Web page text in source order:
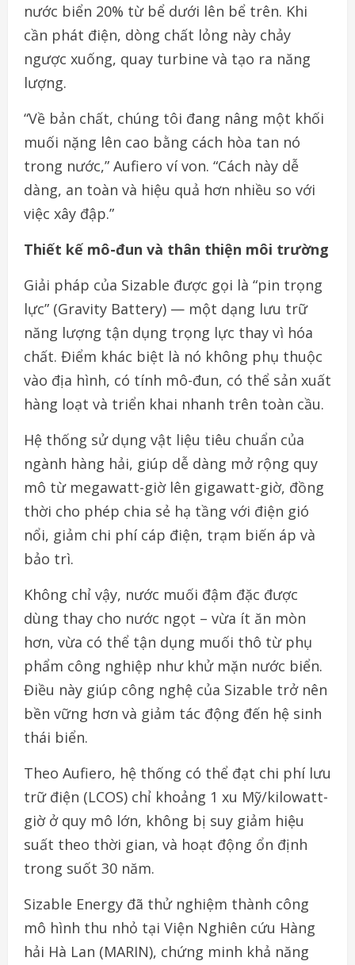
nước biển 20% từ bể dưới lên bể trên. Khi
cần phát điện, dòng chất lỏng này chảy
ngược xuống, quay turbine và tạo ra năng
lượng.
“Về bản chất, chúng tôi đang nâng một khối
muối nặng lên cao bằng cách hòa tan nó
trong nước,” Aufiero ví von. “Cách này dễ
dàng, an toàn và hiệu quả hơn nhiều so với
việc xây đập.”
Thiết kế mô-đun và thân thiện môi trường
Giải pháp của Sizable được gọi là “pin trọng
lực” (Gravity Battery) — một dạng lưu trữ
năng lượng tận dụng trọng lực thay vì hóa
chất. Điểm khác biệt là nó không phụ thuộc
vào địa hình, có tính mô-đun, có thể sản xuất
hàng loạt và triển khai nhanh trên toàn cầu.
Hệ thống sử dụng vật liệu tiêu chuẩn của
ngành hàng hải, giúp dễ dàng mở rộng quy
mô từ megawatt-giờ lên gigawatt-giờ, đồng
thời cho phép chia sẻ hạ tầng với điện gió
nổi, giảm chi phí cáp điện, trạm biến áp và
bảo trì.
Không chỉ vậy, nước muối đậm đặc được
dùng thay cho nước ngọt – vừa ít ăn mòn
hơn, vừa có thể tận dụng muối thô từ phụ
phẩm công nghiệp như khử mặn nước biển.
Điều này giúp công nghệ của Sizable trở nên
bền vững hơn và giảm tác động đến hệ sinh
thái biển.
Theo Aufiero, hệ thống có thể đạt chi phí lưu
trữ điện (LCOS) chỉ khoảng 1 xu Mỹ/kilowatt-
giờ ở quy mô lớn, không bị suy giảm hiệu
suất theo thời gian, và hoạt động ổn định
trong suốt 30 năm.
Sizable Energy đã thử nghiệm thành công
mô hình thu nhỏ tại Viện Nghiên cứu Hàng
hải Hà Lan (MARIN), chứng minh khả năng